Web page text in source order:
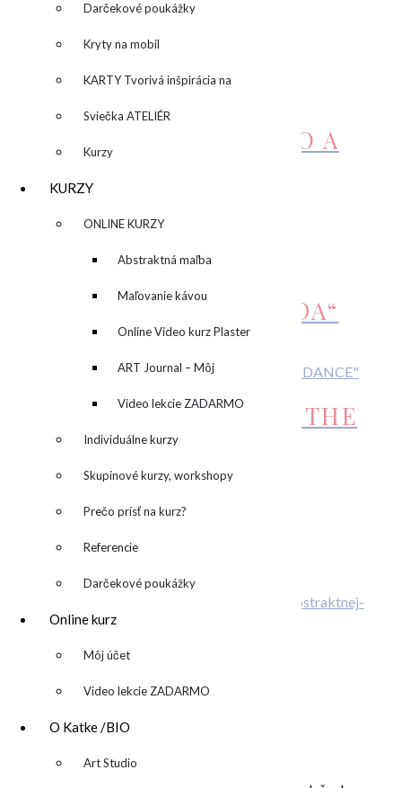
Darčekové poukážky
Kryty na mobil
KARTY Tvorivá inšpirácia na
každý deň
Sviečka ATELIÉR
Kurzy
KURZY
▼ ONLINE KURZY
▼ Abstraktná maľba
akrylom (Mixed Media)
Maľovanie kávou
Online Video kurz Plaster
ART
ART Journal – Môj
kreatívny denník
Video lekcie ZADARMO
Individuálne kurzy
Skupinové kurzy, workshopy
Prečo prísť na kurz?
Referencie
Darčekové poukážky
Online kurz
▼ Môj účet
Video lekcie ZADARMO
O Katke /BIO
▼ Art Studio
SÚVISIACE PRODUKTY
OBRAZ
„SUN&MOON“/SLNKO A
690,00€ Pridať do košíka
MOOD“/BIELA NÁLADA“
OBRAZ „LET ‚S FACE THE
MUSIC AND DANCE“
Kreatívny TEAMBUILDING
ONLINE kurz abstraktnej maľby
O MNE – ABOUT ME